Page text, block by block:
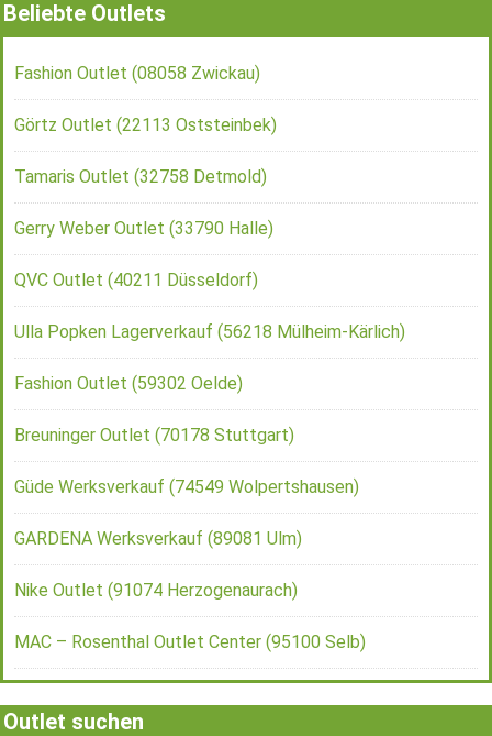
Beliebte Outlets
Fashion Outlet (08058 Zwickau)
Görtz Outlet (22113 Oststeinbek)
Tamaris Outlet (32758 Detmold)
Gerry Weber Outlet (33790 Halle)
QVC Outlet (40211 Düsseldorf)
Ulla Popken Lagerverkauf (56218 Mülheim-Kärlich)
Fashion Outlet (59302 Oelde)
Breuninger Outlet (70178 Stuttgart)
Güde Werksverkauf (74549 Wolpertshausen)
GARDENA Werksverkauf (89081 Ulm)
Nike Outlet (91074 Herzogenaurach)
MAC – Rosenthal Outlet Center (95100 Selb)
Outlet suchen